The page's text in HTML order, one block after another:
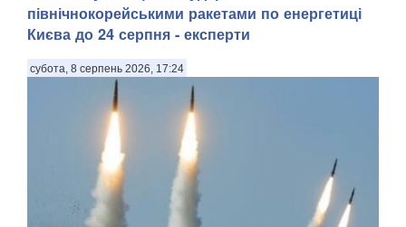
північнокорейськими ракетами по енергетиці
Києва до 24 серпня - експерти
субота, 8 серпень 2026, 17:24